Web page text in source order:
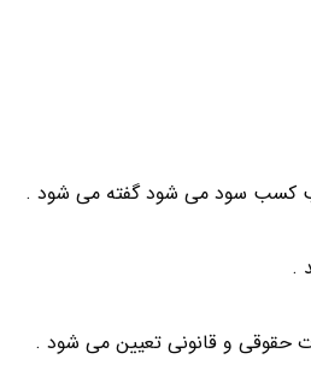
و قانونی تعیین می شود .